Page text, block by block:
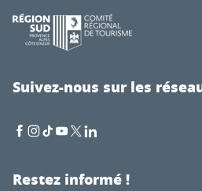
Suivez-nous sur les
Restez informé !